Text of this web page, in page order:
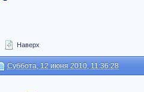
Наверх
Суббота, 12 июня 2010, 11:36:28